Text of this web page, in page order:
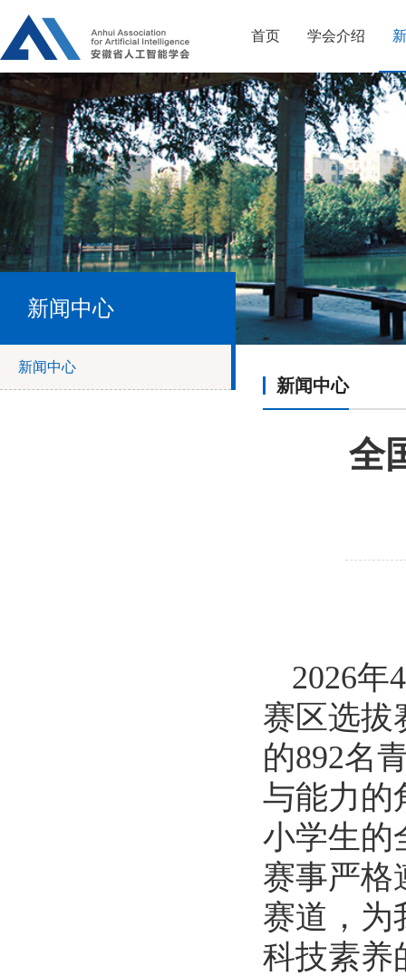
首页 学会介绍
新闻中心
新闻中心
新闻中心
全
2026年
赛区选拔
的892名
与能力的
小学生的
赛事严格
赛道，为
科技素养